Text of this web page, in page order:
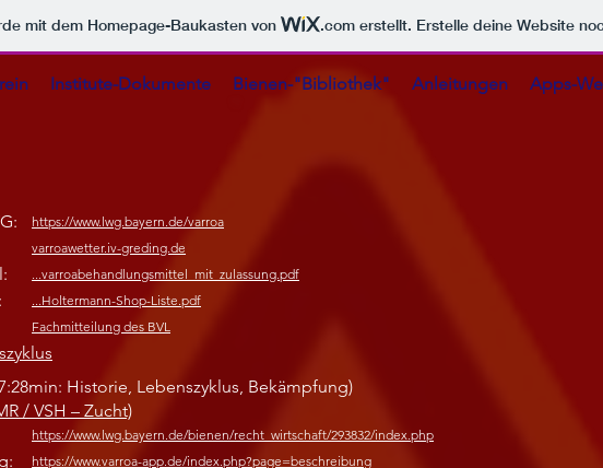
mit dem Homepage-Baukasten von .com erstellt. Erstelle deine Website
Institute-Dokumente Bienen-"Bibliothek" Anleitungen Apps-
https://www.lwg.bayern.de/varroa
varroawetter.iv-greding.de
...varroabehandlungsmittel_mit_zulassung.pdf
...Holtermann-Shop-Liste.pdf
Fachmitteilung des BVL
Historie, Lebenszyklus, Bekämpfung)
/ VSH – Zucht)
https://www.lwg.bayern.de/bienen/recht_wirtschaft/293832/index.php
https://www.varroa-app.de/index.php?page=beschreibung